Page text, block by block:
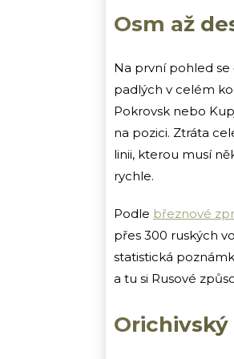
Osm až
Na první pohled
padlých v celém
Pokrovsk nebo
na pozici. Ztráta
linii, kterou musí
rychle.
Podle březnové
přes 300 ruských
statistická
a tu si Rusové